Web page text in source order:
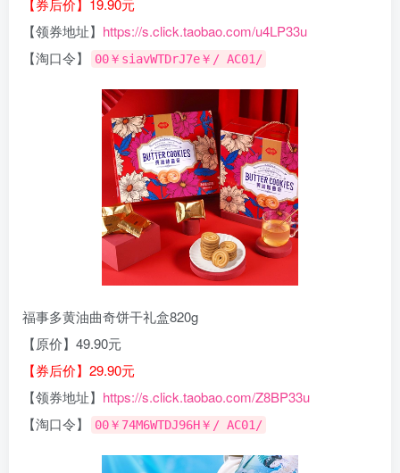
【券后价】19.90元
【领券地址】 https://s.click.taobao.com/u4LP33u
【淘口令】
00￥siavWTDrJ7e￥/ AC01/
福事多黄油曲奇饼干礼盒820g
【原价】49.90元
【券后价】29.90元
【领券地址】 https://s.click.taobao.com/Z8BP33u
【淘口令】
00￥74M6WTDJ96H￥/ AC01/